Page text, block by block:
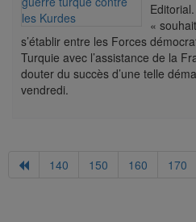
«
s’établir entre les Forces
Turquie avec l’assistance de la
douter du succès d’une telle
vendredi.
140 150 160 170